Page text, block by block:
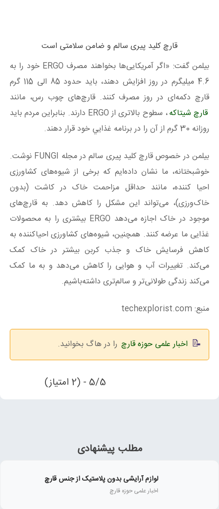
قارچ کلید پیری سالم و ضامن سلامتی است
بیلمن گفت: «اگر آمریکایی‌ها بخواهند مصرف ERGO خود را به
4.6 میلیگرم در روز افزایش دهند، باید حدود 85 الی 115 گرم
قارچ دکمه‌ای در روز مصرف کنند. قارچ‌های چوب رس، مانند
قارچ شیتاکه
، سطوح بالاتری از ERGO دارند. بنابراین مردم باید
روزانه 30 گرم از آن را در برنامه غذايي خود قرار دهند.
بیلمن در خصوص قارچ کلید پیری سالم در مجله FUNGI نوشت.
خوشبختانه، ما نشان داده‌ایم که برخی از شیوه‌های کشاورزی
احیا کننده، مانند حداقل مزاحمت خاک در کاشت (بدون
خاک‌ورزی)، می‌تواند این مشکل را کاهش دهد. به قارچ‌های
موجود در خاک اجازه می‌دهد ERGO بیشتری را به محصولات
غذایی ما عرضه کنند. همچنین، شیوه‌های کشاورزی احیاکننده به
کاهش فرسایش خاک و جذب کربن بیشتر در خاک کمک
می‌کند. تغییرات آب و هوایی را کاهش می‌دهد و به ما کمک
می‌کند زندگی طولانی‌تر و سالم‌تری داشته‌باشيم.
منبع: techexplorist.com
اخبار علمی حوزه قارچ را در هاگ بخوانید.
5/5 - (2 امتیاز)
مطلب پیشنهادی
لوازم آرایشی بدون پلاستیک از جنس قارچ
اخبار علمی حوزه قارچ